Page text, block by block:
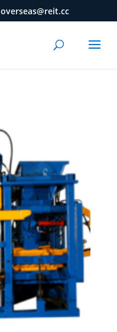
overseas@reit.cc